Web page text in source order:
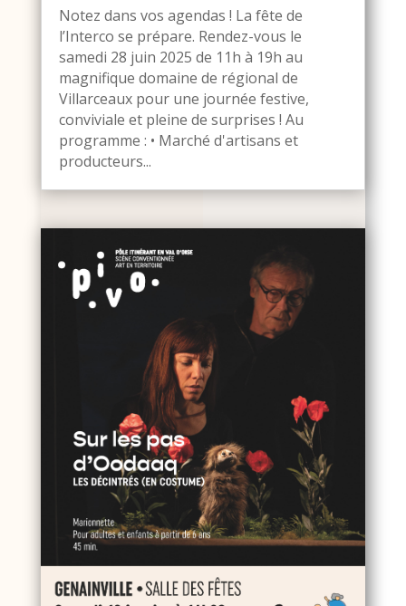
Notez dans vos agendas ! La fête de
l’Interco se prépare. Rendez-vous le
samedi 28 juin 2025 de 11h à 19h au
magnifique domaine de régional de
Villarceaux pour une journée festive,
conviviale et pleine de surprises ! Au
programme : • Marché d'artisans et
producteurs...